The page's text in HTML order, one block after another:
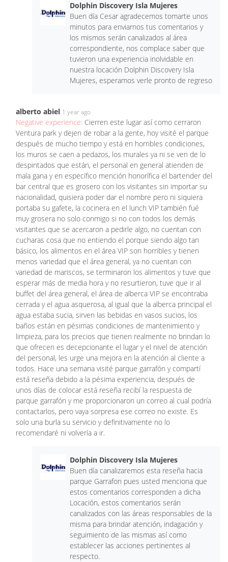
Dolphin Discovery Isla Mujeres
Buen día Cesar agradecemos tomarte unos
minutos para enviarnos tus comentarios y
los mismos serán canalizados al área
correspondiente, nos complace saber que
tuvieron una experiencia inolvidable en
nuestra locación Dolphin Discovery Isla
Mujeres, esperamos verle pronto de regreso
alberto abiel 1 year ago
Negative experience: Cierren este lugar así como cerraron
Ventura park y dejen de robar a la gente, hoy visité el parque
después de mucho tiempo y está en horribles condiciones,
los muros se caen a pedazos, los murales ya ni se ven de lo
despintados que están, el personal en general atienden de
mala gana y en específico mención honorífica el bartender del
bar central que es grosero con los visitantes sin importar su
nacionalidad, quisiera poder dar el nombre pero ni siquiera
portaba su gafete, la cocinera en el lunch VIP también fué
muy grosera no solo conmigo si no con todos los demás
visitantes que se acercaron a pedirle algo, no cuentan con
cucharas cosa que no entiendo el porque siendo algo tan
básico, los alimentos en el área VIP son horribles y tienen
menos variedad que el área general, ya no cuentan con
variedad de mariscos, se terminaron los alimentos y tuve que
esperar más de media hora y no resurtieron, tuve que ir al
buffet del área general, el área de alberca VIP se encontraba
cerrada y el agua asquerosa, al igual que la alberca principal el
agua estaba sucia, sirven las bebidas en vasos sucios, los
baños están en pésimas condiciones de mantenimiento y
limpieza, para los precios que tienen realmente no brindan lo
que ofrecen es decepcionante el lugar y el nivel de atención
del personal, les urge una mejora en la atención al cliente a
todos. Hace una semana visité parque garrafón y compartí
está reseña debido a la pésima experiencia, después de
unos días de colocar está reseña recibí la respuesta de
parque garrafón y me proporcionaron un correo al cual podría
contactarlos, pero vaya sorpresa ese correo no existe. Es
solo una burla su servicio y definitivamente no lo
recomendaré ni volvería a ir.
Dolphin Discovery Isla Mujeres
Buen día canalizaremos esta reseña hacia
parque Garrafon pues usted menciona que
estos comentarios corresponden a dicha
Locación, estos comentarios serán
canalizados con las áreas responsables de la
misma para brindar atención, indagación y
seguimiento de las mismas así como
establecer las acciones pertinentes al
respecto.